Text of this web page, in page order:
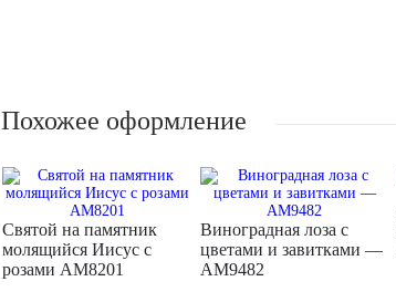
Похожее оформление
Святой на памятник
молящийся Иисус с
розами AM8201
Виноградная лоза с
цветами и завитками —
AM9482